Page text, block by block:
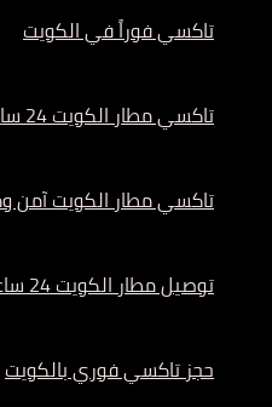
تاكسي فوراً في الكويت
تاكسي مطار الكويت 24 ساعة | تاكسي الاسطورة – اتصل 55179079
تاكسي مطار الكويت آمن
توصيل مطار الكويت 24 ساعة
حجز تاكسي فوري بالكويت